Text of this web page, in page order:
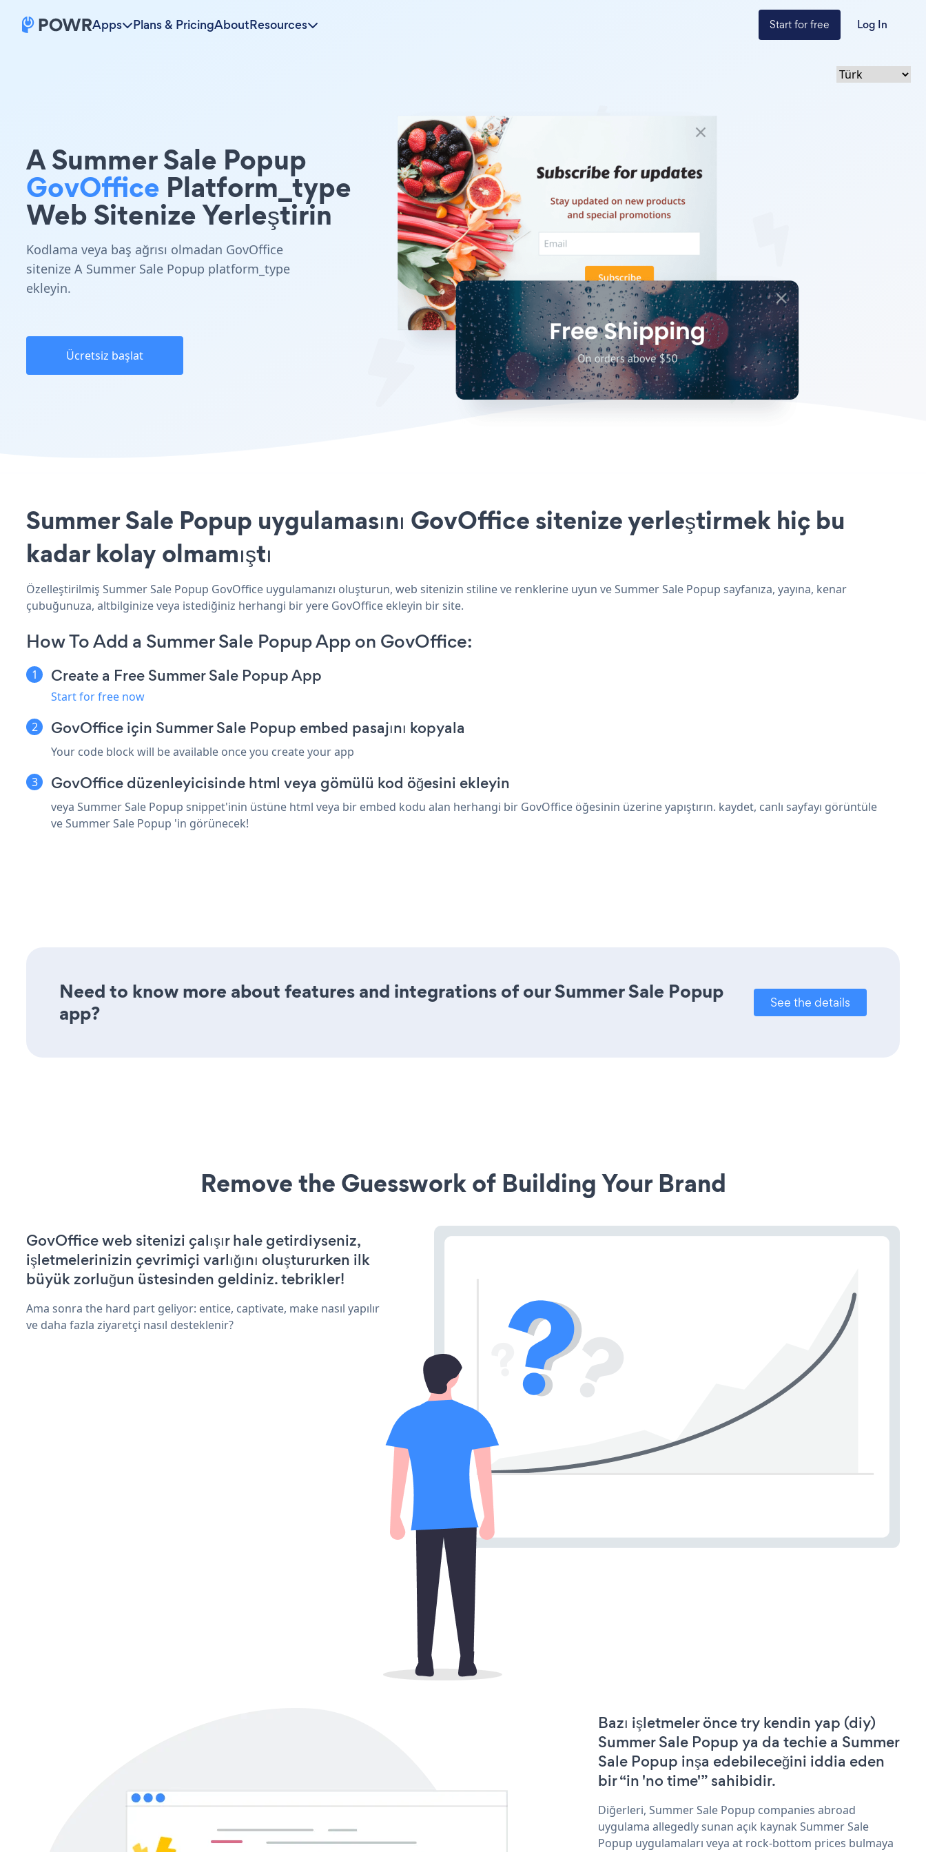
Apps Plans & PricingAboutResources Start for free Log In
A Summer Sale Popup
GovOffice Platform_type
Web Sitenize Yerleştirin
Kodlama veya baş ağrısı olmadan GovOffice
sitenize A Summer Sale Popup platform_type
ekleyin.
Ücretsiz başlat
Summer Sale Popup uygulamasını GovOffice sitenize yerleştirmek hiç bu
kadar kolay olmamıştı
Özelleştirilmiş Summer Sale Popup GovOffice uygulamanızı oluşturun, web sitenizin stiline ve renklerine uyun ve Summer Sale Popup sayfanıza, yayına, kenar
çubuğunuza, altbilginize veya istediğiniz herhangi bir yere GovOffice ekleyin bir site.
How To Add a Summer Sale Popup App on GovOffice:
Create a Free Summer Sale Popup App
Start for free now
GovOffice için Summer Sale Popup embed pasajını kopyala
Your code block will be available once you create your app
GovOffice düzenleyicisinde html veya gömülü kod öğesini ekleyin
veya Summer Sale Popup snippet'inin üstüne html veya bir embed kodu alan herhangi bir GovOffice öğesinin üzerine yapıştırın. kaydet, canlı sayfayı görüntüle
ve Summer Sale Popup 'in görünecek!
Need to know more about features and integrations of our Summer Sale Popup
app?
See the details
Remove the Guesswork of Building Your Brand
GovOffice web sitenizi çalışır hale getirdiyseniz,
işletmelerinizin çevrimiçi varlığını oluştururken ilk
büyük zorluğun üstesinden geldiniz. tebrikler!
Ama sonra the hard part geliyor: entice, captivate, make nasıl yapılır
ve daha fazla ziyaretçi nasıl desteklenir?
Bazı işletmeler önce try kendin yap (diy)
Summer Sale Popup ya da techie a Summer
Sale Popup inşa edebileceğini iddia eden
bir “in 'no time'” sahibidir.
Diğerleri, Summer Sale Popup companies abroad
uygulama allegedly sunan açık kaynak Summer Sale
Popup uygulamaları veya at rock-bottom prices bulmaya